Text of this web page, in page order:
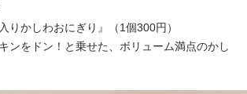
りかしわおにぎり』（1個300円）
ンをドン！と乗せた、ボリューム満点のかし